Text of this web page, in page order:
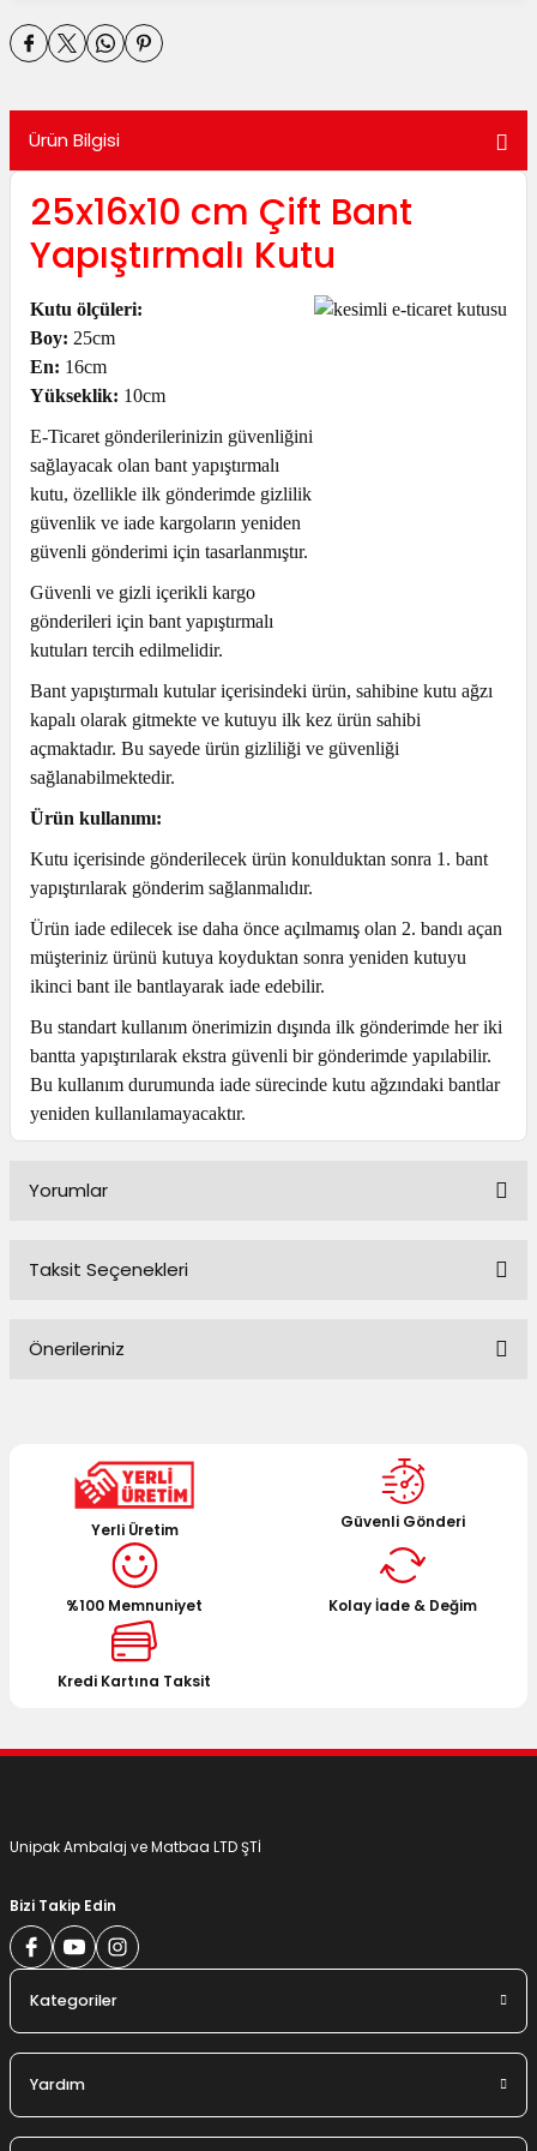
Ürün Bilgisi
25x16x10 cm Çift Bant
Yapıştırmalı Kutu
Kutu ölçüleri:
Boy: 25cm
En: 16cm
Yükseklik: 10cm
E-Ticaret gönderilerinizin güvenliğini
sağlayacak olan bant yapıştırmalı
kutu, özellikle ilk gönderimde gizlilik
güvenlik ve iade kargoların yeniden
güvenli gönderimi için tasarlanmıştır.
Güvenli ve gizli içerikli kargo
gönderileri için bant yapıştırmalı
kutuları tercih edilmelidir.
Bant yapıştırmalı kutular içerisindeki ürün, sahibine kutu ağzı
kapalı olarak gitmekte ve kutuyu ilk kez ürün sahibi
açmaktadır. Bu sayede ürün gizliliği ve güvenliği
sağlanabilmektedir.
Ürün kullanımı:
Kutu içerisinde gönderilecek ürün konulduktan sonra 1. bant
yapıştırılarak gönderim sağlanmalıdır.
Ürün iade edilecek ise daha önce açılmamış olan 2. bandı açan
müşteriniz ürünü kutuya koyduktan sonra yeniden kutuyu
ikinci bant ile bantlayarak iade edebilir.
Bu standart kullanım önerimizin dışında ilk gönderimde her iki
bantta yapıştırılarak ekstra güvenli bir gönderimde yapılabilir.
Bu kullanım durumunda iade sürecinde kutu ağzındaki bantlar
yeniden kullanılamayacaktır.
Yorumlar
Taksit Seçenekleri
Önerileriniz
kullanarak tarafımıza iletebilirsiniz.
Görüş ve önerileriniz için teşekkür ederiz.
Ürün resmi kalitesiz, bozuk veya görüntülenemiyor.
Ürün açıklamasında eksik bilgiler bulunuyor.
Ürün bilgilerinde hatalar bulunuyor.
Ürün fiyatı diğer sitelerden daha pahalı.
Bu ürüne benzer farklı alternatifler olmalı.
Yerli Üretim Güvenli Gönderi
%100 Memnuniyet Kolay İade & Değim
Kredi Kartına Taksit
Unipak Ambalaj ve Matbaa LTD ŞTİ
Bizi Takip Edin
Kategoriler
Yardım